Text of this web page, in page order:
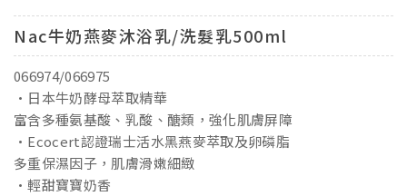
Nac牛奶燕麥沐浴乳/洗髮乳500ml
066974/066975
•日本牛奶酵母萃取精華
富含多種氨基酸、乳酸、醣類，強化肌膚屏障
•Ecocert認證瑞士活水黑燕麥萃取及卵磷脂
多重保濕因子，肌膚滑嫩細緻
•輕甜寶寶奶香